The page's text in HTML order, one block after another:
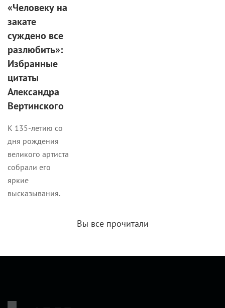
«Человеку на
закате
суждено все
разлюбить»:
Избранные
цитаты
Александра
Вертинского
К 135-летию со
дня рождения
великого артиста
собрали его
яркие
высказывания.
Вы все прочитали